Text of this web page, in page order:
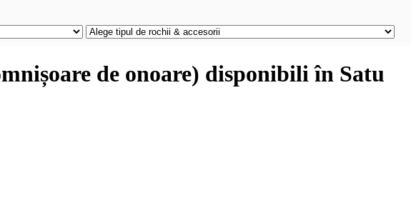
de onoare) disponibili în Satu